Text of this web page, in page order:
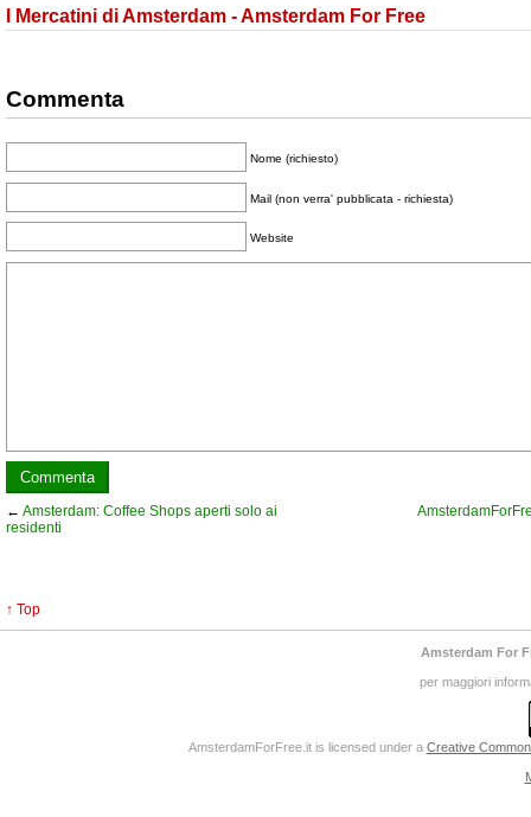
I Mercatini di Amsterdam - Amsterdam For Free
Commenta
Nome (richiesto)
Mail (non verra' pubblicata - richiesta)
Website
← Amsterdam: Coffee Shops aperti solo ai
residenti
↑ Top
Amsterdam For
per maggiori
AmsterdamForFree.itis licensed under a Creative